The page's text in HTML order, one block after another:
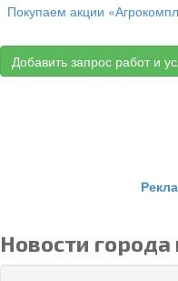
Покупаем акции
Добавить запрос работ и
Новости города